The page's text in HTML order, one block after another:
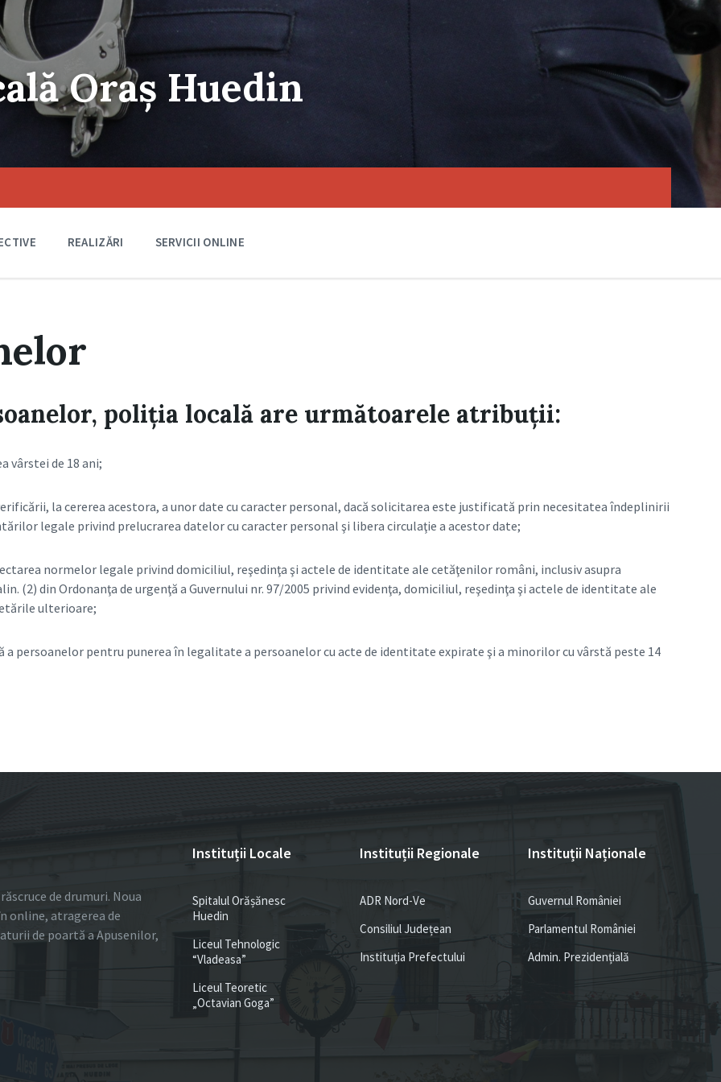
Oraș Huedin
REALIZĂRI SERVICII ONLINE
poliţia locală are următoarele atribuţii:
vârstei de 18 ani;
la cererea acestora, a unor date cu caracter personal, dacă solicitarea este justificată prin necesitatea îndeplinirii
legale privind prelucrarea datelor cu caracter personal şi libera circulaţie a acestor date;
normelor legale privind domiciliul, reşedinţa şi actele de identitate ale cetăţenilor români, inclusiv asupra
(2) din Ordonanţa de urgenţă a Guvernului nr. 97/2005 privind evidenţa, domiciliul, reşedinţa şi actele de identitate ale
ulterioare;
a persoanelor pentru punerea în legalitate a persoanelor cu acte de identitate expirate şi a minorilor cu vârstă peste 14
de drumuri. Noua
online, atragerea de
de poartă a Apusenilor,
Instituții Locale
Spitalul Orășănesc
Huedin
Liceul Tehnologic
“Vladeasa”
Liceul Teoretic
„Octavian Goga”
Instituții Regionale
ADR Nord-Ve
Consiliul Județean
Instituția Prefectului
Instituții Naționale
Guvernul României
Parlamentul României
Admin. Prezidențială